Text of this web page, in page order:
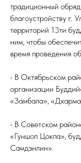
традиционный
благоустройству г.
территорий 13ти
ним, чтобы
время проведения
• В Октябрьском
организации
«Замбала»,
• В Советском
«Гуншоп Цокпа»,
Самдэнлин».